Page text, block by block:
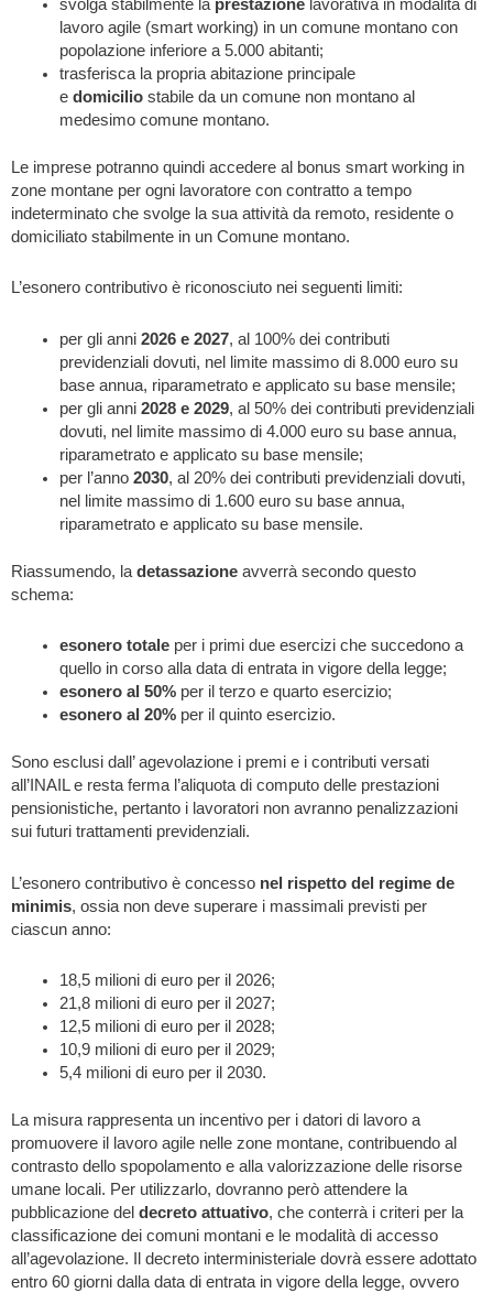
svolga stabilmente la prestazionelavorativa in modalità di
lavoro agile (smart working) in un comune montano con
popolazione inferiore a 5.000 abitanti;
trasferisca la propria abitazione principale
e domiciliostabile da un comune non montano al
medesimo comune montano.
Le imprese potranno quindi accedere al bonus smart working in
zone montane per ogni lavoratore con contratto a tempo
indeterminato che svolge la sua attività da remoto, residente o
domiciliato stabilmente in un Comune montano.
L’esonero contributivo è riconosciuto nei seguenti limiti:
per gli anni 2026 e 2027, al 100% dei contributi
previdenziali dovuti, nel limite massimo di 8.000 euro su
base annua, riparametrato e applicato su base mensile;
per gli anni 2028 e 2029, al 50% dei contributi previdenziali
dovuti, nel limite massimo di 4.000 euro su base annua,
riparametrato e applicato su base mensile;
per l’anno 2030, al 20% dei contributi previdenziali dovuti,
nel limite massimo di 1.600 euro su base annua,
riparametrato e applicato su base mensile.
Riassumendo, la detassazione avverrà secondo questo
schema:
esonero totaleper i primi due esercizi che succedono a
quello in corso alla data di entrata in vigore della legge;
esonero al 50%per il terzo e quarto esercizio;
esonero al 20%per il quinto esercizio.
Sono esclusi dall’ agevolazione i premi e i contributi versati
all’INAIL e resta ferma l’aliquota di computo delle prestazioni
pensionistiche, pertanto i lavoratori non avranno penalizzazioni
sui futuri trattamenti previdenziali.
L’esonero contributivo è concesso nel rispetto del regime de
minimis, ossia non deve superare i massimali previsti per
ciascun anno:
18,5 milioni di euro per il 2026;
21,8 milioni di euro per il 2027;
12,5 milioni di euro per il 2028;
10,9 milioni di euro per il 2029;
5,4 milioni di euro per il 2030.
La misura rappresenta un incentivo per i datori di lavoro a
promuovere il lavoro agile nelle zone montane, contribuendo al
contrasto dello spopolamento e alla valorizzazione delle risorse
umane locali. Per utilizzarlo, dovranno però attendere la
pubblicazione del decreto attuativo, che conterrà i criteri per la
classificazione dei comuni montani e le modalità di accesso
all’agevolazione. Il decreto interministeriale dovrà essere adottato
entro 60 giorni dalla data di entrata in vigore della legge, ovvero